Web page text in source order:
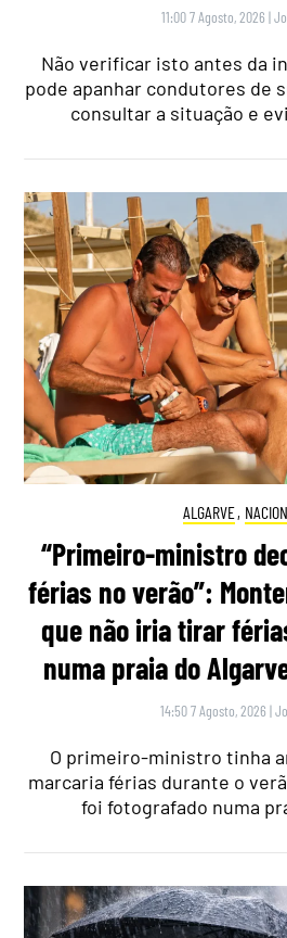
11:00 7 Agosto, 2026 |
Não verificar isto antes da
pode apanhar condutores de
consultar a situação e
ALGARVE,
“Primeiro-ministro
férias no verão”:
que não iria tirar
numa praia do
14:50 7 Agosto, 2026 |
O primeiro-ministro tinha
marcaria férias durante o
foi fotografado numa